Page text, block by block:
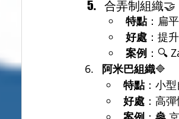
合弄制組織🤝
特點：扁
好處 ：提
案例 ：🔍
阿米巴組織🔷
特點：小
好處 ：高